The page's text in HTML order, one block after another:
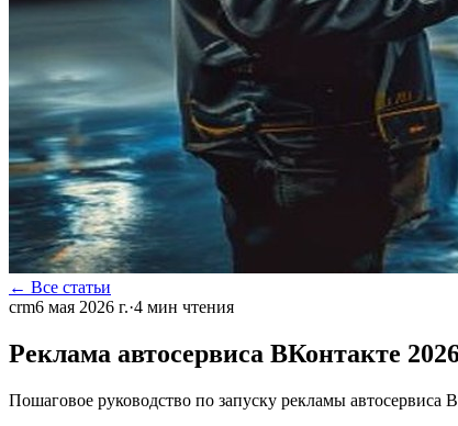
← Все статьи
crm6 мая 2026 г.·4 мин чтения
Реклама автосервиса ВКонтакте
Пошаговое руководство по запуску рекламы автосервиса